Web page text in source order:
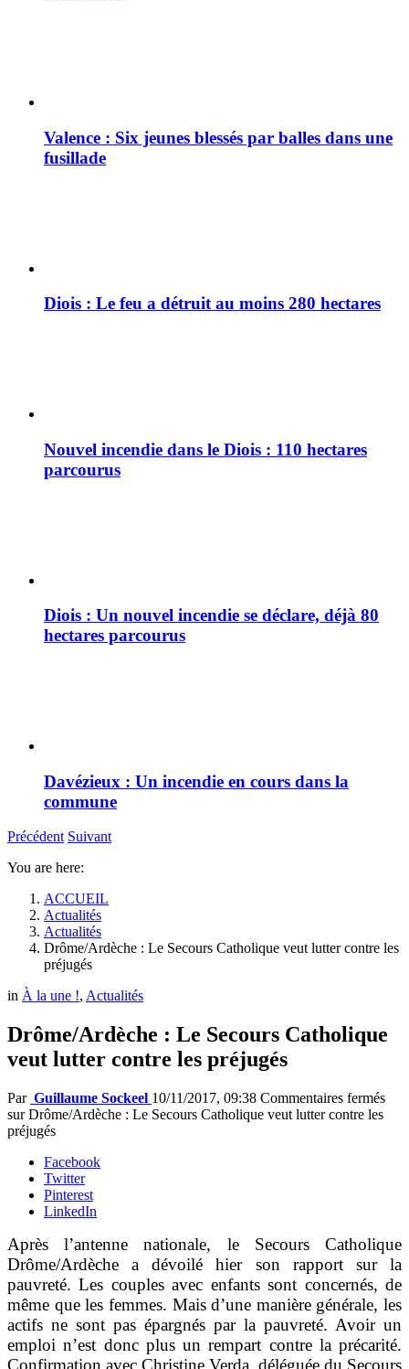
Valence : Six jeunes blessés par balles dans une
fusillade
Diois : Le feu a détruit au moins 280 hectares
Nouvel incendie dans le Diois : 110 hectares
parcourus
Diois : Un nouvel incendie se déclare, déjà 80
hectares parcourus
Davézieux : Un incendie en cours dans la
commune
Précédent Suivant
You are here:
ACCUEIL
Actualités
Actualités
Drôme/Ardèche : Le Secours Catholique veut lutter contre les
préjugés
in À la une !, Actualités
Drôme/Ardèche : Le Secours Catholique
veut lutter contre les préjugés
Par Guillaume Sockeel 10/11/2017, 09:38 Commentaires fermés
sur Drôme/Ardèche : Le Secours Catholique veut lutter contre les
préjugés
Facebook
Twitter
Pinterest
LinkedIn
Après l’antenne nationale, le Secours Catholique
Drôme/Ardèche a dévoilé hier son rapport sur la
pauvreté. Les couples avec enfants sont concernés, de
même que les femmes. Mais d’une manière générale, les
actifs ne sont pas épargnés par la pauvreté. Avoir un
emploi n’est donc plus un rempart contre la précarité.
Confirmation avec Christine Verda, déléguée du Secours